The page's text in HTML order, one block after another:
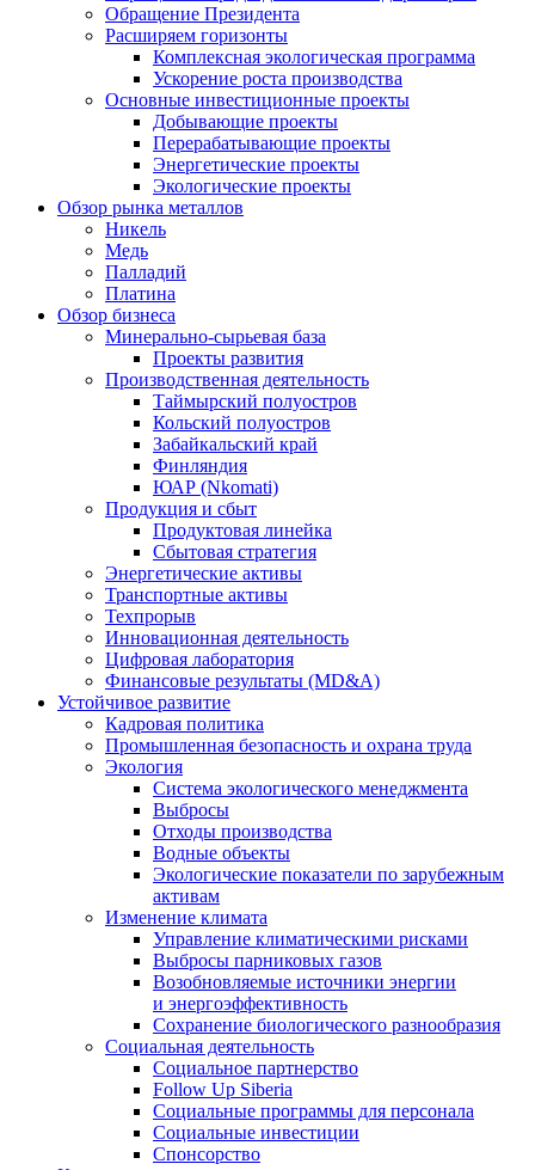
Обращение Президента
Расширяем горизонты
Комплексная экологическая программа
Ускорение роста производства
Основные инвестиционные проекты
Добывающие проекты
Перерабатывающие проекты
Энергетические проекты
Экологические проекты
Обзор рынка металлов
Никель
Медь
Палладий
Платина
Обзор бизнеса
Минерально-сырьевая база
Проекты развития
Производственная деятельность
Таймырский полуостров
Кольский полуостров
Забайкальский край
Финляндия
ЮАР (Nkomati)
Продукция и сбыт
Продуктовая линейка
Сбытовая стратегия
Энергетические активы
Транспортные активы
Техпрорыв
Инновационная деятельность
Цифровая лаборатория
Финансовые результаты (MD&A)
Устойчивое развитие
Кадровая политика
Промышленная безопасность и охрана труда
Экология
Система экологического менеджмента
Выбросы
Отходы производства
Водные объекты
Экологические показатели по зарубежным
активам
Изменение климата
Управление климатическими рисками
Выбросы парниковых газов
Возобновляемые источники энергии
и энергоэффективность
Сохранение биологического разнообразия
Социальная деятельность
Социальное партнерство
Follow Up Siberia
Социальные программы для персонала
Социальные инвестиции
Спонсорство